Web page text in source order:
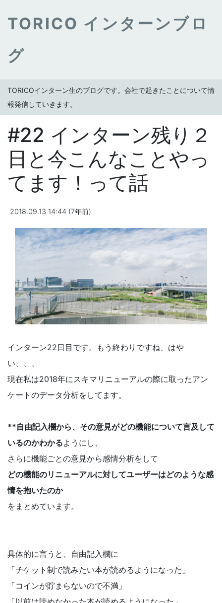
TORICO インターンブロ
グ
TORICOインターン生のブログです。会社で起きたことについて情
報発信していきます。
#22 インターン残り２
日と今こんなことやっ
てます！って話
2018.09.13 14:44 (7年前)
インターン22日目です。もう終わりですね、はや
い、、、
現在私は2018年にスキマリニューアルの際に取ったアン
ケートのデータ分析をしてます。
**自由記入欄から、その意見がどの機能について言及して
いるのかわかるようにし、
さらに機能ごとの意見から感情分析をして
どの機能のリニューアルに対してユーザーはどのような感
情を抱いたのか
をまとめています。
具体的に言うと、自由記入欄に
「チケット制で読みたい本が読めるようになった」
「コインが貯まらないので不満」